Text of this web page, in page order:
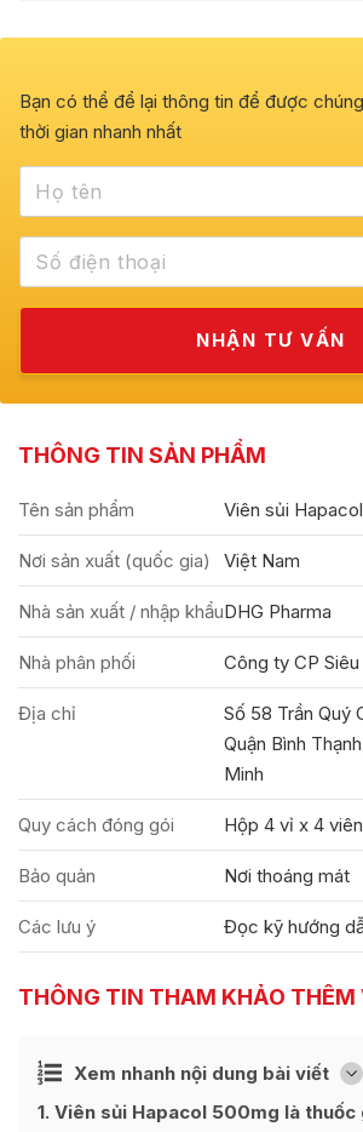
Bạn có thể để lại thông tin để được
thời gian nhanh nhất
THÔNG TIN SẢN PHẨM
Tên sản phẩm Viên sủi
Nơi sản xuất (quốc gia) Việt Nam
Nhà sản xuất / nhập khẩuDHG Pharma
Nhà phân phối Công ty CP
Địa chỉ
Số 58 Trần Quý
Quận Bình
Minh
Quy cách đóng gói Hộp 4 vỉ x 4 viên
Bảo quản Nơi thoáng mát
Các lưu ý Đọc kỹ hướng
THÔNG TIN THAM KHẢO THÊM
Xem nhanh nội dung bài viết [
Ẩn
1 Viên sủi Hapacol 500mg là thuốc